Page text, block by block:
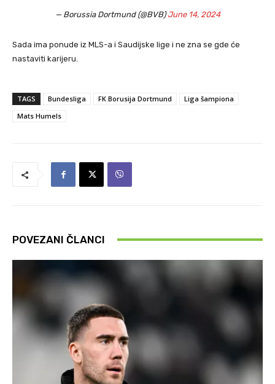
— Borussia Dortmund (@BVB)June 14, 2024
Sada ima ponude iz MLS-a i Saudijske lige i ne zna se gde će
nastaviti karijeru.
TAGS Bundesliga FK Borusija Dortmund
Liga šampiona
Mats Humels
POVEZANI ČLANCI